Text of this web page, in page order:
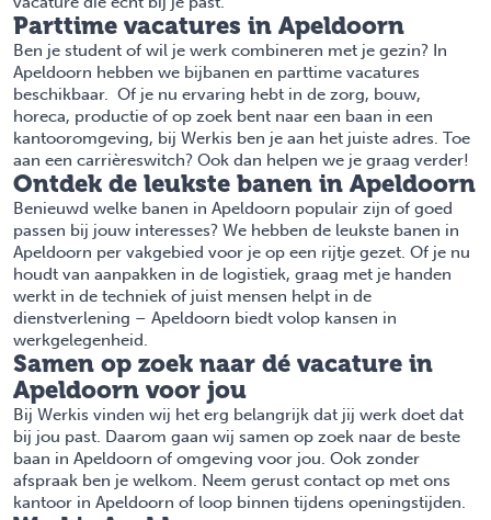
Parttime vacatures in Apeldoorn
Ben je student of wil je werk combineren met je gezin? In
Apeldoorn hebben we bijbanen en parttime vacatures
beschikbaar. Of je nu ervaring hebt in de zorg, bouw,
horeca, productie of op zoek bent naar een baan in een
kantooromgeving, bij Werkis ben je aan het juiste adres. Toe
aan een carrièreswitch? Ook dan helpen we je graag verder!
Ontdek de leukste banen in Apeldoorn
Benieuwd welke banen in Apeldoorn populair zijn of goed
passen bij jouw interesses? We hebben de leukste banen in
Apeldoorn per vakgebied voor je op een rijtje gezet. Of je nu
houdt van aanpakken in de logistiek, graag met je handen
werkt in de techniek of juist mensen helpt in de
dienstverlening – Apeldoorn biedt volop kansen in
werkgelegenheid.
Samen op zoek naar dé vacature in
Apeldoorn voor jou
Bij Werkis vinden wij het erg belangrijk dat jij werk doet dat
bij jou past. Daarom gaan wij samen op zoek naar de beste
baan in Apeldoorn of omgeving voor jou. Ook zonder
afspraak ben je welkom. Neem gerust contact op met ons
kantoor in Apeldoorn of loop binnen tijdens openingstijden.